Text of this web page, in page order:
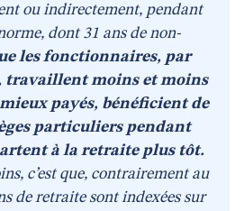
ou indirectement, pendant
dont 31 ans de non-
les fonctionnaires, par
travaillent moins et moins
payés, bénéficient de
particuliers pendant
à la retraite plus tôt.
c’est que, contrairement au
de retraite sont indexées sur